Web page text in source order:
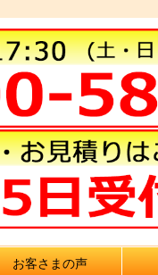
お客さまの声